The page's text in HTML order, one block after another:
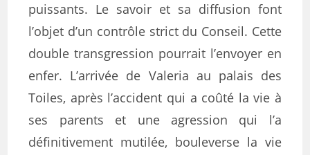
puissants. Le savoir et sa diffusion font
l’objet d’un contrôle strict du Conseil. Cette
double transgression pourrait l’envoyer en
enfer. L’arrivée de Valeria au palais des
Toiles, après l’accident qui a coûté la vie à
ses parents et une agression qui l’a
définitivement mutilée, bouleverse la vie